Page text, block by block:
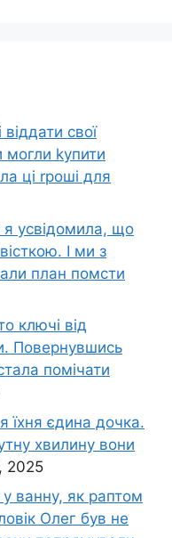
свої
kупити
ці rроші для
я усвідомила, що
І ми з
план помсти
ключі від
Повернувшись
помічати
їхня єдина дочка.
хвилину вони
2025
ванну, як раптом
Олег був не